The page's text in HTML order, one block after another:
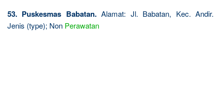
53. Puskesmas Babatan.Alamat: Jl. Babatan, Kec. Andir.
Jenis (type); Non Perawatan